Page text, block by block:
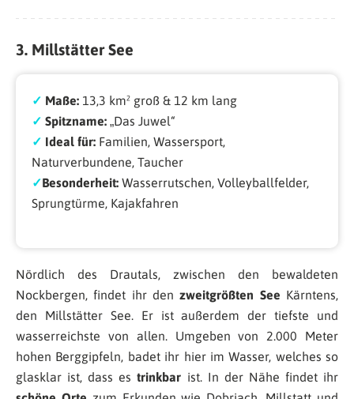
3. Millstätter See
✓ Maße: 13,3 km² groß & 12 km lang
✓ Spitzname: „Das Juwel“
✓ Ideal für: Familien, Wassersport,
Naturverbundene, Taucher
✓Besonderheit: Wasserrutschen, Volleyballfelder,
Sprungtürme, Kajakfahren
Nördlich des Drautals, zwischen den bewaldeten
Nockbergen, findet ihr denzweitgrößten See Kärntens,
den Millstätter See. Er ist außerdem der tiefste und
wasserreichste von allen. Umgeben von 2.000 Meter
hohen Berggipfeln, badet ihr hier im Wasser, welches so
glasklar ist, dass estrinkbar ist. In der Nähe findet ihr